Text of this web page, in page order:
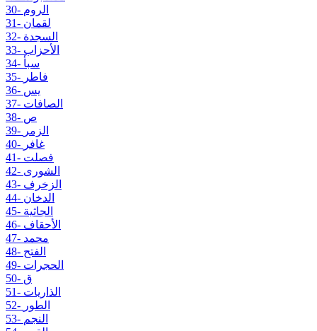
30- الروم
31- لقمان
32- السجدة
33- الأحزاب
34- سبأ
35- فاطر
36- يس
37- الصافات
38- ص
39- الزمر
40- غافر
41- فصلت
42- الشورى
43- الزخرف
44- الدخان
45- الجاثية
46- الأحقاف
47- محمد
48- الفتح
49- الحجرات
50- ق
51- الذاريات
52- الطور
53- النجم